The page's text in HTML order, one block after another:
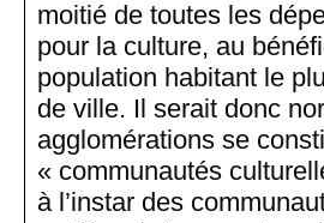
moitié de toutes les
pour la culture, au
population habitant le
de ville. Il serait donc
agglomérations se
« communautés
à l’instar des